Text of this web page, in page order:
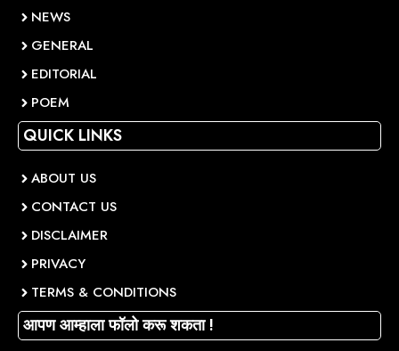
NEWS
GENERAL
EDITORIAL
POEM
QUICK LINKS
ABOUT US
CONTACT US
DISCLAIMER
PRIVACY
TERMS & CONDITIONS
आपण आम्हाला फॉलो करू शकता !